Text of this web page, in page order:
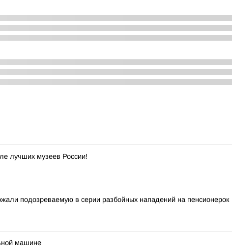
лучших музеев России!
подозреваемую в серии разбойных нападений на пенсионерок
машине